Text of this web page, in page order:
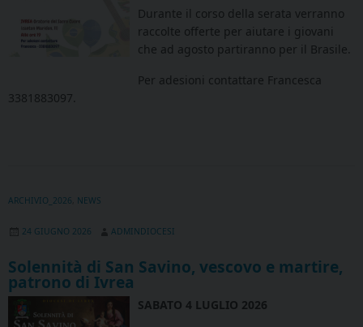
Durante il corso della serata verranno
raccolte offerte per aiutare i giovani
che ad agosto partiranno per il Brasile.
Per adesioni contattare Francesca
3381883097.
ARCHIVIO_2026 NEWS
24 GIUGNO 2026 ADMINDIOCESI
Solennità di San Savino, vescovo e martire,
patrono di Ivrea
SABATO 4 LUGLIO 2026